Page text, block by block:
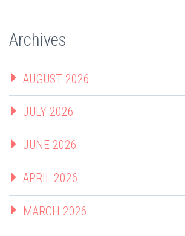
Archives
AUGUST 2026
JULY 2026
JUNE 2026
APRIL 2026
MARCH 2026